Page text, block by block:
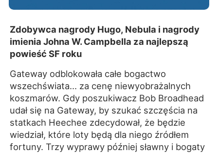
Zdobywca nagrody Hugo, Nebula i nagrody
imienia Johna W. Campbella za najlepszą
powieść SF roku
Gateway odblokowała całe bogactwo
wszechświata… za cenę niewyobrażalnych
koszmarów. Gdy poszukiwacz Bob Broadhead
udał się na Gateway, by szukać szczęścia na
statkach Heechee zdecydował, że będzie
wiedział, które loty będą dla niego źródłem
fortuny. Trzy wyprawy później sławny i bogaty